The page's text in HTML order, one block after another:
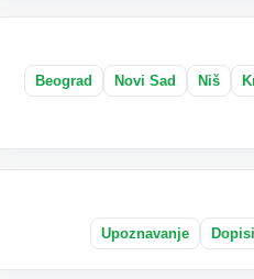
Beograd Novi Sad Niš
Upoznavanje